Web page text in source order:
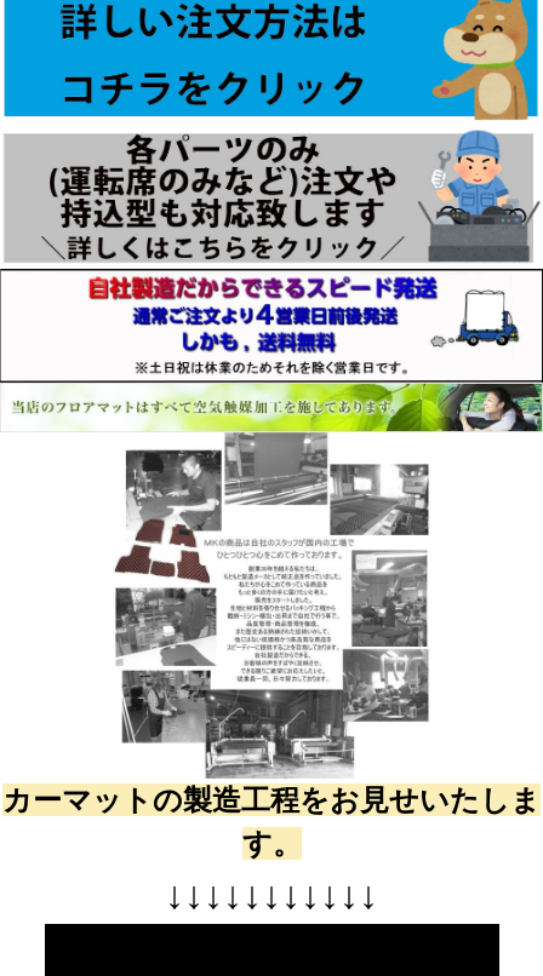
カーマットの製造工程をお見せいたしま
す。
↓ ↓ ↓ ↓ ↓ ↓ ↓ ↓ ↓ ↓ ↓